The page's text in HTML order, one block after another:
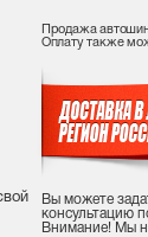
Продажа
Оплату также
Вы можете
консультацию
Внимание! Мы